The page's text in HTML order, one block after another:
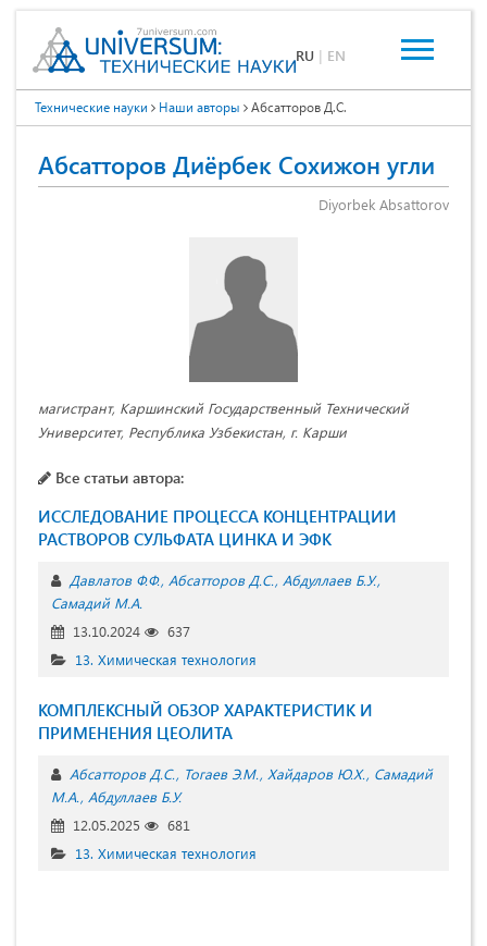
RU | EN
Технические науки Наши авторы Абсатторов Д.С.
Абсатторов Диёрбек Сохижон угли
Diyorbek Absattorov
магистрант, Каршинский Государственный Технический
Университет, Республика Узбекистан, г. Карши
Все статьи автора:
ИССЛЕДОВАНИЕ ПРОЦЕССА КОНЦЕНТРАЦИИ
РАСТВОРОВ СУЛЬФАТА ЦИНКА И ЭФК
Давлатов Ф.Ф. Абсатторов Д.С. Абдуллаев Б.У.
Самадий М.А.
13.10.2024
637
13. Химическая технология
КОМПЛЕКСНЫЙ ОБЗОР ХАРАКТЕРИСТИК И
ПРИМЕНЕНИЯ ЦЕОЛИТА
Абсатторов Д.С. Тогаев Э.М. Хайдаров Ю.Х. Самадий
М.А. Абдуллаев Б.У.
12.05.2025
681
13. Химическая технология